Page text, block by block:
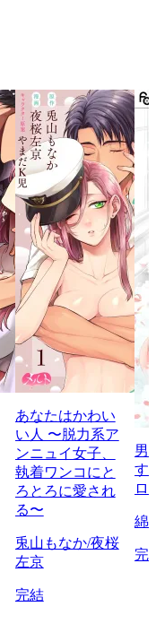
あなたはかわい
い人 〜脱力系ア
ンニュイ女子、
執着ワンコにと
ろとろに愛され
る〜
兎山もなか/夜桜
左京
完結
男
す
ロ
綿
完